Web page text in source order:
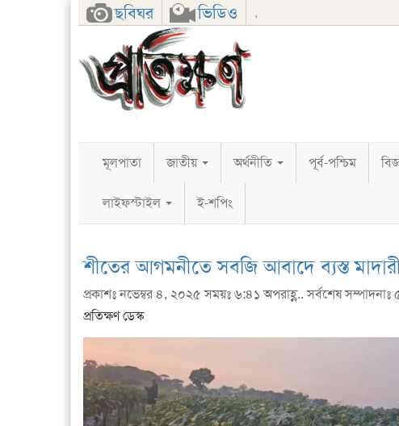
ছবিঘর ভিডিও ,
FacebookTwitterGoogle+
মূলপাতা জাতীয় অর্থনীতি পূর্ব-পশ্চিম
লাইফস্টাইল ই-শপিং
শীতের আগমনীতে সবজি আবাদে ব্যস্ত
প্রকাশঃ নভেম্বর ৪, ২০২৫ সময়ঃ ৬:৪১ অপরাহ্ণ.. সর্বশেষ সম্পাদনাঃ
প্রতিক্ষণ ডেস্ক